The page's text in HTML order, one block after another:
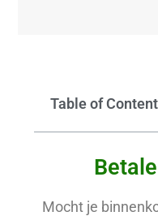
Table of
Mocht je